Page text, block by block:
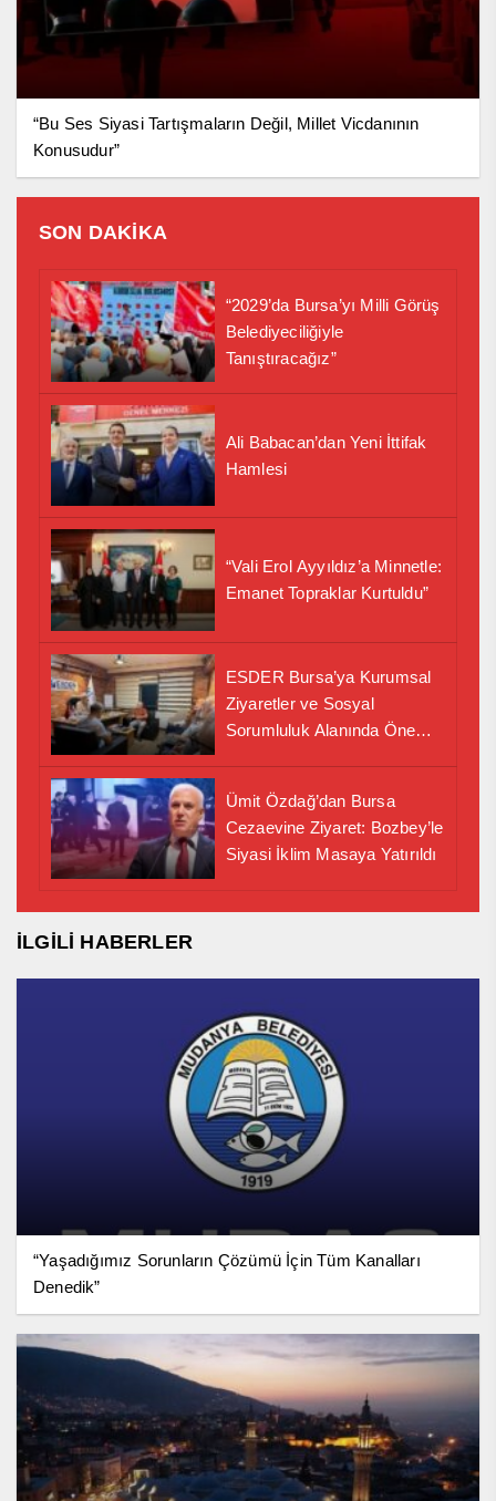
“Bu Ses Siyasi Tartışmaların Değil, Millet Vicdanının
Konusudur”
SON DAKİKA
“2029’da Bursa’yı Milli Görüş
Belediyeciliğiyle
Tanıştıracağız”
Ali Babacan’dan Yeni İttifak
Hamlesi
“Vali Erol Ayyıldız’a Minnetle:
Emanet Topraklar Kurtuldu”
ESDER Bursa’ya Kurumsal
Ziyaretler ve Sosyal
Sorumluluk Alanında Önemli
Ümit Özdağ’dan Bursa
Cezaevine Ziyaret: Bozbey’le
Siyasi İklim Masaya Yatırıldı
İLGİLİ HABERLER
“Yaşadığımız Sorunların Çözümü İçin Tüm Kanalları
Denedik”